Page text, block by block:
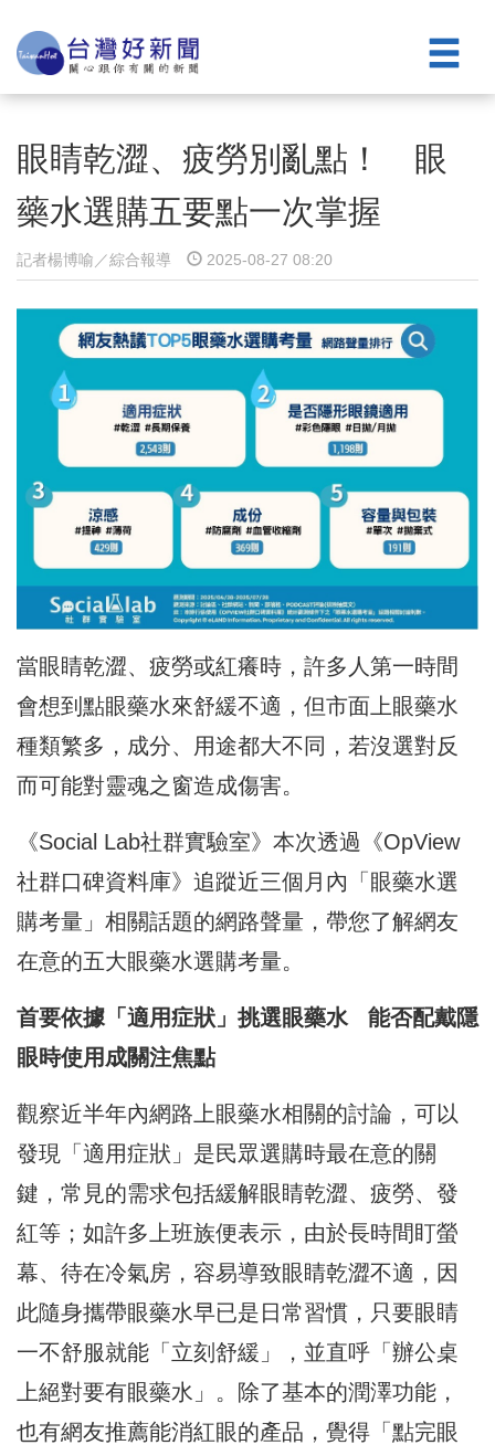
眼睛乾澀、疲勞別亂點！ 眼
藥水選購五要點一次掌握
記者楊博喻／綜合報導 2025-08-27 08:20
當眼睛乾澀、疲勞或紅癢時，許多人第一時間
會想到點眼藥水來舒緩不適，但市面上眼藥水
種類繁多，成分、用途都大不同，若沒選對反
而可能對靈魂之窗造成傷害。
《Social Lab社群實驗室》本次透過《OpView
社群口碑資料庫》追蹤近三個月內「眼藥水選
購考量」相關話題的網路聲量，帶您了解網友
在意的五大眼藥水選購考量。
首要依據「適用症狀」挑選眼藥水 能否配戴隱
眼時使用成關注焦點
觀察近半年內網路上眼藥水相關的討論，可以
發現「適用症狀」是民眾選購時最在意的關
鍵，常見的需求包括緩解眼睛乾澀、疲勞、發
紅等；如許多上班族便表示，由於長時間盯螢
幕、待在冷氣房，容易導致眼睛乾澀不適，因
此隨身攜帶眼藥水早已是日常習慣，只要眼睛
一不舒服就能「立刻舒緩」，並直呼「辦公桌
上絕對要有眼藥水」。除了基本的潤澤功能，
也有網友推薦能消紅眼的產品，覺得「點完眼